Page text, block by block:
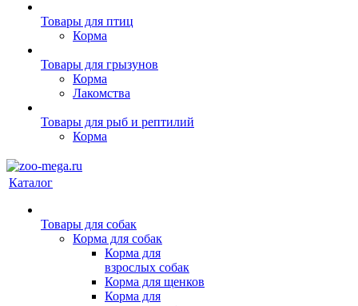
Товары для птиц
Корма
Товары для грызунов
Корма
Лакомства
Товары для рыб и рептилий
Корма
Каталог
Товары для собак
Корма для собак
Корма для
взрослых собак
Корма для щенков
Корма для